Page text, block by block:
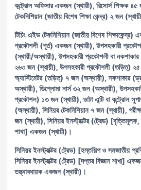
কন্ট্রোল অফিসার একজন (স্থায়ী), রিসোর্স শিক্ষক ৪৫
টেকনিশিয়ান (জাতীয় বিশেষ শিক্ষা কেন্দ্র) ২ জন
টিচিং এইড টেকনিশিয়ান (জাতীয় বিশেষ
প্রকৌশলী (পূর্ত) একজন (স্থায়ী), উপসহকারী
(স্থায়ী/অস্থায়ী), উপসহকারী প্রকৌশলী বা
২৬৩ জন (স্থায়ী), উপসহকারী প্রকৌশলী (তড়িত্)
অ্যাস্টিমেটর (তড়িত্) ৭ জন (অস্থায়ী), নকশাকার
অস্থায়ী), ডিপ্লোমা নার্স ৩২ জন (অস্থায়ী),
প্রকৌশল) ১৩ জন (স্থায়ী), ডাটা এন্টি বা কন্ট্রোল
(অস্থায়ী), সিনিয়র টেকনিশিয়ান ৭ জন (স্থায়ী),
জন (স্থায়ী), সিনিয়র ইনস্ট্রাক্টর (ট্রেড) [বৃত্তিমূলক,
শাখা] একজন (স্থায়ী)।
সিনিয়র ইনস্ট্রাক্টর (ট্রেড) [হস্তশিল্প ও সমজাতীয়
সিনিয়র ইনস্ট্রাক্টর (ট্রেড) [দপ্তর বিজ্ঞান শাখা]
তত্ত্বাবধায়ক একজন (স্থায়ী)।